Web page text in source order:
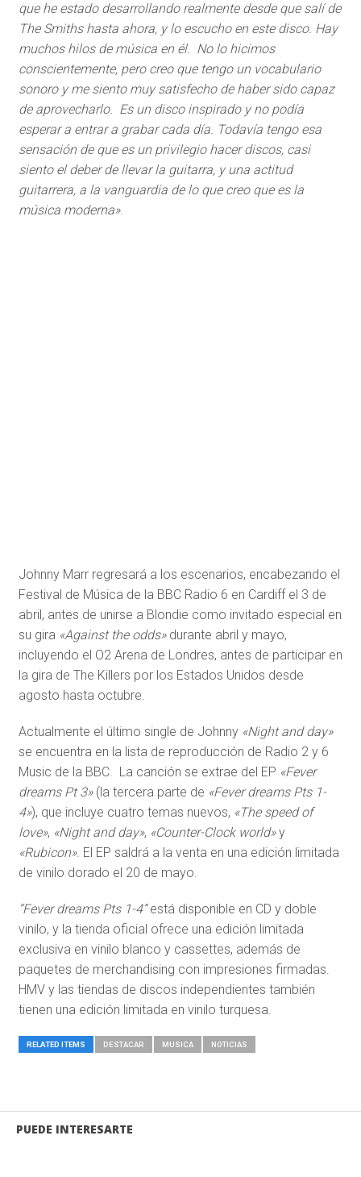
que he estado desarrollando realmente desde que salí de
The Smiths hasta ahora, y lo escucho en este disco. Hay
muchos hilos de música en él. No lo hicimos
conscientemente, pero creo que tengo un vocabulario
sonoro y me siento muy satisfecho de haber sido capaz
de aprovecharlo. Es un disco inspirado y no podía
esperar a entrar a grabar cada día. Todavía tengo esa
sensación de que es un privilegio hacer discos, casi
siento el deber de llevar la guitarra, y una actitud
guitarrera, a la vanguardia de lo que creo que es la
música moderna».
Johnny Marr regresará a los escenarios, encabezando el
Festival de Música de la BBC Radio 6 en Cardiff el 3 de
abril, antes de unirse a Blondie como invitado especial en
su gira «Against the odds»durante abril y mayo,
incluyendo el O2 Arena de Londres, antes de participar en
la gira de The Killers por los Estados Unidos desde
agosto hasta octubre.
Actualmente el último single de Johnny «Night and day»
se encuentra en la lista de reproducción de Radio 2 y 6
Music de la BBC. La canción se extrae del EP «Fever
dreams Pt 3»(la tercera parte de «Fever dreams Pts 1-
4»), que incluye cuatro temas nuevos, «The speed of
love», «Night and day», «Counter-Clock world»y
«Rubicon». El EP saldrá a la venta en una edición limitada
de vinilo dorado el 20 de mayo.
“Fever dreams Pts 1-4”está disponible en CD y doble
vinilo, y la tienda oficial ofrece una edición limitada
exclusiva en vinilo blanco y cassettes, además de
paquetes de merchandising con impresiones firmadas.
HMV y las tiendas de discos independientes también
tienen una edición limitada en vinilo turquesa.
RELATED ITEMS DESTACAR MUSICA NOTICIAS
PUEDE INTERESARTE